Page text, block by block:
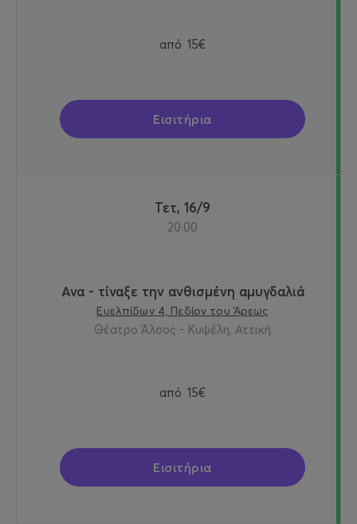
από 15€
Εισιτήρια
Τετ, 16/9
20:00
Ανα - τίναξε την ανθισμένη αμυγδαλιά
Ευελπίδων 4, Πεδίον του Άρεως
Θέατρο Άλσος - Κυψέλη, Αττική
από 15€
Εισιτήρια